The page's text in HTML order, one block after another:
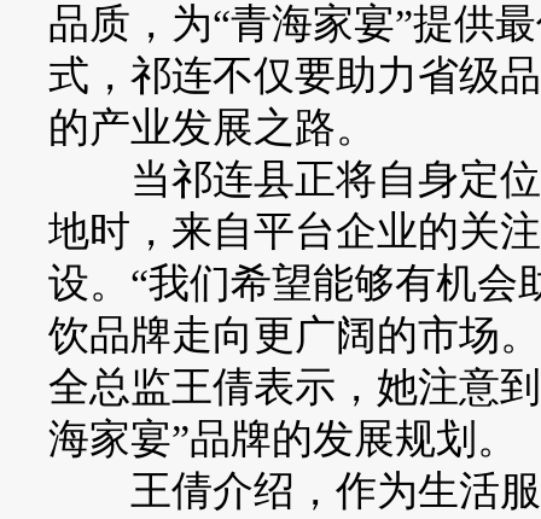
品质，为“青海家宴”提供
式，祁连不仅要助力省级
的产业发展之路。
当祁连县正将自身定位
地时，来自平台企业的关
设。“我们希望能够有机会
饮品牌走向更广阔的市场
全总监王倩表示，她注意
海家宴”品牌的发展规划。
王倩介绍，作为生活服